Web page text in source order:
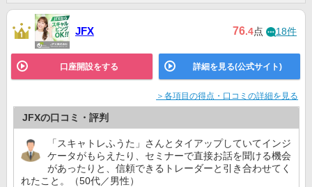
GMOクリック証
券
3位
SBI FXトレード 公式サイト 5位 4位 4位
7位 9位 8位
SBI証券 11位 7位 7位
JFX 76.4点 18件
口座開設をする 詳細を見る(公式サイト)
＞各項目の得点・口コミの詳細を見る
JFXの口コミ・評判
「スキャトレふうた」さんとタイアップしていてインジ
ケータがもらえたり、セミナーで直接お話を聞ける機会
があったりと、信頼できるトレーダーと引き合わせてく
れたこと。（50代／男性）